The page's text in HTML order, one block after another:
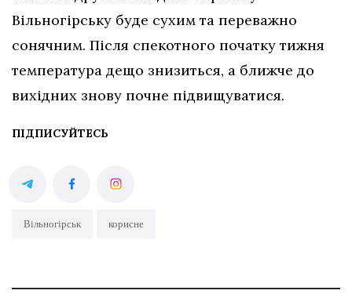
Вільногірську буде сухим та переважно
сонячним. Після спекотного початку тижня
температура дещо знизиться, а ближче до
вихідних знову почне підвищуватися.
ПІДПИСУЙТЕСЬ
Вільногірськ корисне